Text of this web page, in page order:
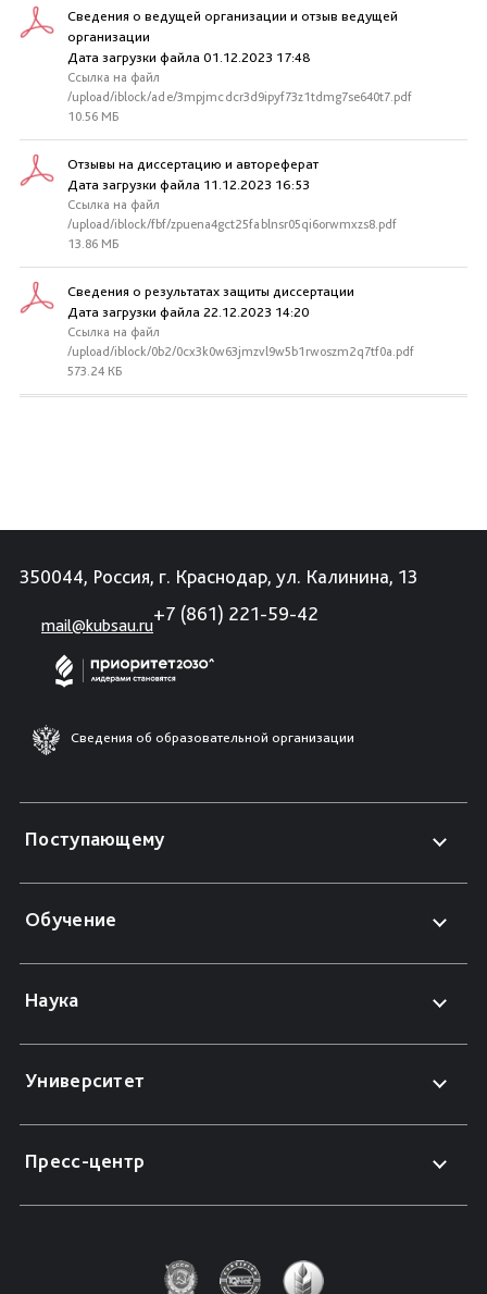
Сведения о ведущей организации и отзыв ведущей
организации
Дата загрузки файла 01.12.2023 17:48
Ссылка на файл
/upload/iblock/ade/3mpjmcdcr3d9ipyf73z1tdmg7se640t7.pdf
10.56 МБ
Отзывы на диссертацию и автореферат
Дата загрузки файла 11.12.2023 16:53
Ссылка на файл
/upload/iblock/fbf/zpuena4gct25fablnsr05qi6orwmxzs8.pdf
13.86 МБ
Сведения о результатах защиты диссертации
Дата загрузки файла 22.12.2023 14:20
Ссылка на файл
/upload/iblock/0b2/0cx3k0w63jmzvl9w5b1rwoszm2q7tf0a.pdf
573.24 КБ
350044, Россия, г. Краснодар, ул. Калинина, 13
mail@kubsau.ru
+7 (861) 221-59-42
Сведения об образовательной организации
Поступающему
Обучение
Наука
Университет
Пресс-центр